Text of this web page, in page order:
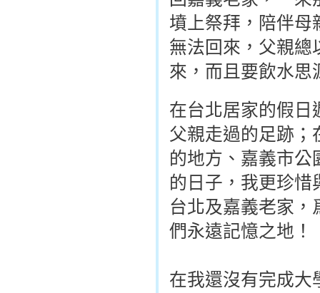
墳上祭拜，陪伴母
無法回來，父親總
來，而且要飲水思
在台北居家的假日
父親走過的足跡；
的地方、嘉義市公
的日子，我更珍惜
台北及嘉義老家，
們永遠記憶之地！
在我還沒有完成大